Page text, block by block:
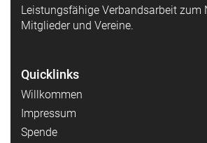
Leistungsfähige Verbandsarbeit zum
Mitglieder und Vereine.
Quicklinks
Willkommen
Impressum
Spende